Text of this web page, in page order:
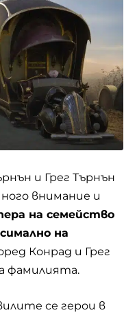
и Грег Търнън
внимание и
на семейство
на
Конрад и Грег
фамилията.
се герои в